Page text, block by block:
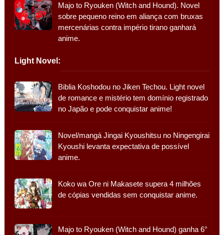
Majo to Ryouken (Witch and Hound). Novel
sobre pequeno reino em aliança com bruxas
mercenárias contra império tirano ganhará
anime.
Light Novel:
Biblia Koshodou no Jiken Techou. Light novel
de romance e mistério tem domínio registrado
no Japão e pode conquistar anime!
Novel/mangá Jingai Kyoushitsu no Ningengirai
Kyoushi levanta expectativa de possível
anime.
Koko wa Ore ni Makasete supera 4 milhões
de cópias vendidas sem conquistar anime.
Majo to Ryouken (Witch and Hound) ganha 6°